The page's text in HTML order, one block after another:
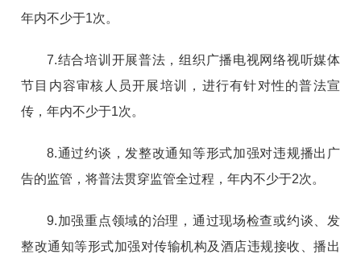
年内不少于1次。
7.结合培训开展普法，组织广播电视网络视听媒体
节目内容审核人员开展培训，进行有针对性的普法宣
传，年内不少于1次。
8.通过约谈，发整改通知等形式加强对违规播出广
告的监管，将普法贯穿监管全过程，年内不少于2次。
9.加强重点领域的治理，通过现场检查或约谈、发
整改通知等形式加强对传输机构及酒店违规接收、播出